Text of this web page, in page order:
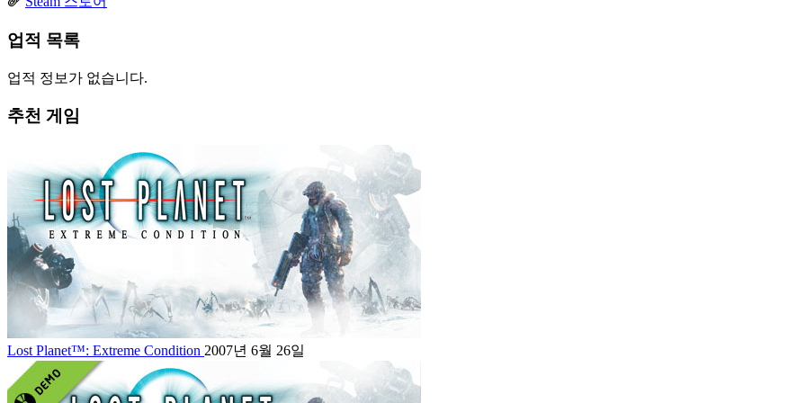
업적 목록
업적 정보가 없습니다.
추천 게임
Lost Planet™: Extreme Condition 2007년 6월 26일